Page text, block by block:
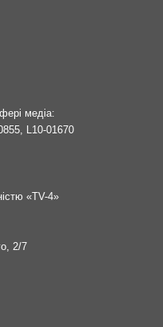
медіа:
L10-01670
«TV-4»
2/7